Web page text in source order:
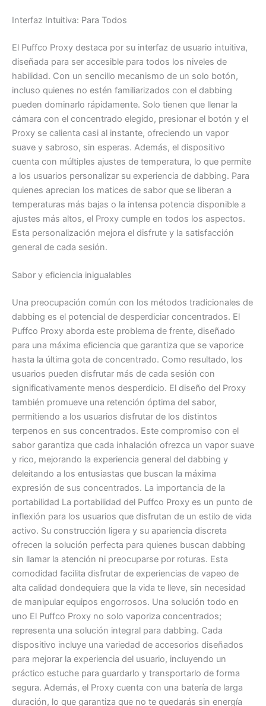
Interfaz Intuitiva: Para Todos
El Puffco Proxy destaca por su interfaz de usuario intuitiva,
diseñada para ser accesible para todos los niveles de
habilidad. Con un sencillo mecanismo de un solo botón,
incluso quienes no estén familiarizados con el dabbing
pueden dominarlo rápidamente. Solo tienen que llenar la
cámara con el concentrado elegido, presionar el botón y el
Proxy se calienta casi al instante, ofreciendo un vapor
suave y sabroso, sin esperas. Además, el dispositivo
cuenta con múltiples ajustes de temperatura, lo que permite
a los usuarios personalizar su experiencia de dabbing. Para
quienes aprecian los matices de sabor que se liberan a
temperaturas más bajas o la intensa potencia disponible a
ajustes más altos, el Proxy cumple en todos los aspectos.
Esta personalización mejora el disfrute y la satisfacción
general de cada sesión.
Sabor y eficiencia inigualables
Una preocupación común con los métodos tradicionales de
dabbing es el potencial de desperdiciar concentrados. El
Puffco Proxy aborda este problema de frente, diseñado
para una máxima eficiencia que garantiza que se vaporice
hasta la última gota de concentrado. Como resultado, los
usuarios pueden disfrutar más de cada sesión con
significativamente menos desperdicio. El diseño del Proxy
también promueve una retención óptima del sabor,
permitiendo a los usuarios disfrutar de los distintos
terpenos en sus concentrados. Este compromiso con el
sabor garantiza que cada inhalación ofrezca un vapor suave
y rico, mejorando la experiencia general del dabbing y
deleitando a los entusiastas que buscan la máxima
expresión de sus concentrados. La importancia de la
portabilidad La portabilidad del Puffco Proxy es un punto de
inflexión para los usuarios que disfrutan de un estilo de vida
activo. Su construcción ligera y su apariencia discreta
ofrecen la solución perfecta para quienes buscan dabbing
sin llamar la atención ni preocuparse por roturas. Esta
comodidad facilita disfrutar de experiencias de vapeo de
alta calidad dondequiera que la vida te lleve, sin necesidad
de manipular equipos engorrosos. Una solución todo en
uno El Puffco Proxy no solo vaporiza concentrados;
representa una solución integral para dabbing. Cada
dispositivo incluye una variedad de accesorios diseñados
para mejorar la experiencia del usuario, incluyendo un
práctico estuche para guardarlo y transportarlo de forma
segura. Además, el Proxy cuenta con una batería de larga
duración, lo que garantiza que no te quedarás sin energía